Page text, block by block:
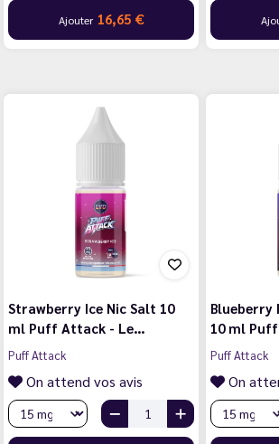
Ajouter 16,65 €
Strawberry Ice Nic Salt 10
ml Puff Attack - Le…
Puff Attack
On attend vos avis
Blueberry
10 ml
Puff Attack
On